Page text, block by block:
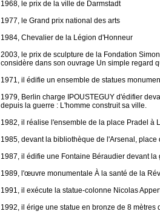
1968, le prix de la ville de Darmstadt
1977, le Grand prix national des arts
1984, Chevalier de la Légion d'Honneur
2003, le prix de sculpture de la Fondation
considère dans son ouvrage Un simple regard
1971, il édifie un ensemble de statues
1979, Berlin charge IPOUSTEGUY d'édifier
depuis la guerre : L'homme construit sa ville.
1982, il réalise l'ensemble de la place Pradel à
1985, devant la bibliothèque de l'Arsenal,
1987, il édifie une Fontaine Béraudier devant la
1989, l'œuvre monumentale À la santé de la
1991, il exécute la statue-colonne Nicolas
1992, il érige une statue en bronze de 8